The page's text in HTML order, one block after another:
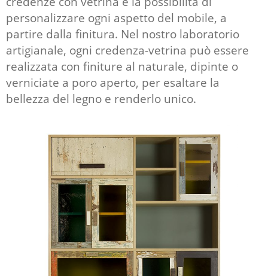
personalizzare ogni aspetto del mobile, a
partire dalla finitura. Nel nostro laboratorio
artigianale, ogni credenza-vetrina può essere
realizzata con finiture al naturale, dipinte o
verniciate a poro aperto, per esaltare la
bellezza del legno e renderlo unico.